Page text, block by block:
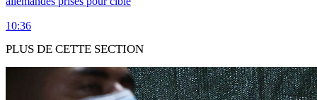
10:36
PLUS DE CETTE SECTION